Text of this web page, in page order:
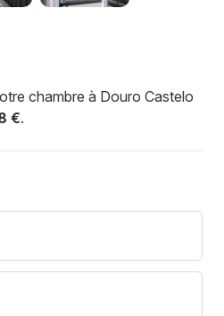
chambre à Douro Castelo
€.